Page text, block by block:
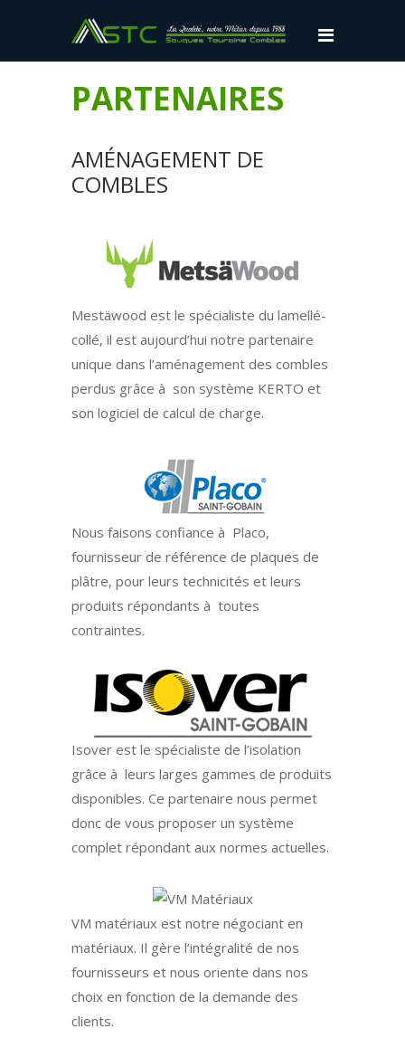
menu
PARTENAIRES
AMÉNAGEMENT DE
COMBLES
Mestäwood est le spécialiste du lamellé-
collé, il est aujourd’hui notre partenaire
unique dans l’aménagement des combles
perdus grâce à son système KERTO et
son logiciel de calcul de charge.
Nous faisons confiance à Placo,
fournisseur de référence de plaques de
plâtre, pour leurs technicités et leurs
produits répondants à toutes
contraintes.
Isover est le spécialiste de l’isolation
grâce à leurs larges gammes de produits
disponibles. Ce partenaire nous permet
donc de vous proposer un système
complet répondant aux normes actuelles.
VM matériaux est notre négociant en
matériaux. Il gère l’intégralité de nos
fournisseurs et nous oriente dans nos
choix en fonction de la demande des
clients.